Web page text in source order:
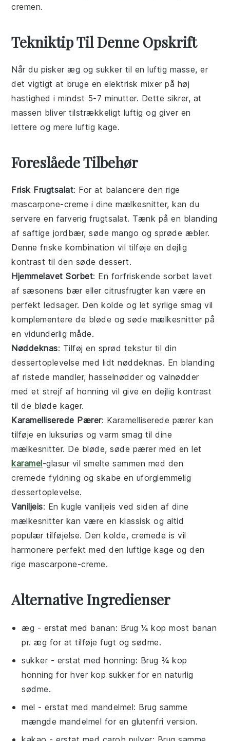
cremen.
Tekniktip Til Denne Opskrift
Når du piskeræg ogsukker til en luftig masse, er
det vigtigt at bruge enelektrisk mixer på høj
hastighed i mindst 5-7 minutter. Dette sikrer, at
massen bliver tilstrækkeligt luftig og giver en
lettere og mere luftig kage.
Foreslåede Tilbehør
Frisk Frugtsalat: For at balancere den rige
mascarpone-creme i dine mælkesnitter, kan du
servere en farverigfrugtsalat. Tænk på en blanding
af saftige jordbær, søde mango og sprøde æbler.
Denne friske kombination vil tilføje en dejlig
kontrast til den søde dessert.
Hjemmelavet Sorbet: En forfriskendesorbet lavet
af sæsonens bær ellercitrusfrugter kan være en
perfekt ledsager. Den kolde og let syrlige smag vil
komplementere de bløde og søde mælkesnitter på
en vidunderlig måde.
Nøddeknas: Tilføj en sprød tekstur til din
dessertoplevelse med lidtnøddeknas. En blanding
af ristede mandler,hasselnødder ogvalnødder
med et strejf af honning vil give en dejlig kontrast
til de bløde kager.
Karamelliserede Pærer: Karamelliserede pærer kan
tilføje en luksuriøs og varm smag til dine
mælkesnitter. De bløde, søde pærer med en let
karamel-glasur vil smelte sammen med den
cremede fyldning og skabe en uforglemmelig
dessertoplevelse.
Vaniljeis: En kuglevaniljeis ved siden af dine
mælkesnitter kan være en klassisk og altid
populær tilføjelse. Den kolde, cremede is vil
harmonere perfekt med den luftige kage og den
rige mascarpone-creme.
Alternative Ingredienser
æg - erstat med banan: Brug ¼ kop most banan
pr. æg for at tilføje fugt og sødme.
sukker - erstat medhonning: Brug ¾ kop
honning for hver kop sukker for en naturlig
sødme.
mel - erstat med mandelmel: Brug samme
mængde mandelmel for en glutenfri version.